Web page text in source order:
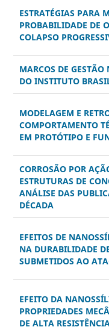
ESTRATÉGIAS PARA
PROBABILIDADE DE
COLAPSO
MARCOS DE
DO INSTITUTO
MODELAGEM E
COMPORTAMENTO
EM PROTÓTIPO E
CORROSÃO POR
ESTRUTURAS DE
ANÁLISE DAS
DÉCADA
EFEITOS DE
NA DURABILIDADE
SUBMETIDOS AO
EFEITO DA
PROPRIEDADES
DE ALTA